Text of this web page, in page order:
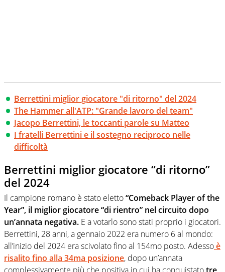
Berrettini miglior giocatore "di ritorno" del 2024
The Hammer all'ATP: "Grande lavoro del team"
Jacopo Berrettini, le toccanti parole su Matteo
I fratelli Berrettini e il sostegno reciproco nelle
difficoltà
Berrettini miglior giocatore “di ritorno”
del 2024
Il campione romano è stato eletto“Comeback Player of the
Year”, il miglior giocatore “di rientro” nel circuito dopo
un’annata negativa. E a votarlo sono stati proprio i giocatori.
Berrettini, 28 anni, a gennaio 2022 era numero 6 al mondo:
all’inizio del 2024 era scivolato fino al 154mo posto. Adessoè
risalito fino alla 34ma posizione, dopo un’annata